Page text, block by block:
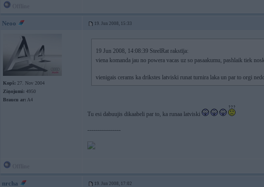
Neoo 19. Jun 2008, 15:33
Kopš: 27. Nov 2004
Ziņojumi: 4950
Braucu ar: A4
19 Jun 2008, 14:08:39 SteelRat rakstīja:
viena komanda jau no powera vacas uz so pasaakumu, pashlaik tiek
vienigais cerams ka drikstes latviski runat turnira laka un par to orgi
Tu esi dabuujis dikaabeli par to, ka runaa latviski
-----------------
nrcha 19. Jun 2008, 17:02